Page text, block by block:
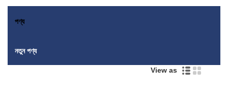
পণ্য
নতুন পণ্য
View as